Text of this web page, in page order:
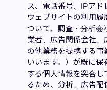
ス、電話番号、IPアド
ウェブサイトの利用
ついて、調査・分析
業者、広告関係会社
の他業務を提携する
いいます。）が既に
する個人情報を突合
るため、分析、広告